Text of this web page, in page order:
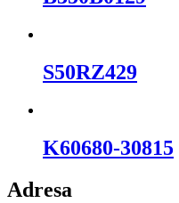
S50RZ429
K60680-30815
Adresa